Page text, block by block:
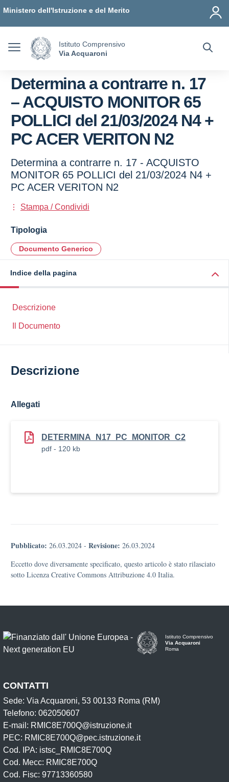
Ministero dell'Istruzione e del Merito
Istituto Comprensivo
Via Acquaroni
Determina a contrarre n. 17
– ACQUISTO MONITOR 65
POLLICI del 21/03/2024 N4 +
PC ACER VERITON N2
Determina a contrarre n. 17 - ACQUISTO
MONITOR 65 POLLICI del 21/03/2024 N4 +
PC ACER VERITON N2
Stampa / Condividi
Tipologia
Documento Generico
Indice della pagina
Descrizione
Il Documento
Descrizione
Allegati
DETERMINA_N17_PC_MONITOR_C2
pdf - 120 kb
Pubblicato: 26.03.2024 - Revisione: 26.03.2024
Eccetto dove diversamente specificato, questo articolo è stato rilasciato
sotto Licenza Creative Commons Attribuzione 4.0 Italia.
Istituto Comprensivo
Via Acquaroni
Roma
CONTATTI
Sede: Via Acquaroni, 53 00133 Roma (RM)
Telefono: 062050607
E-mail: RMIC8E700Q@istruzione.it
PEC: RMIC8E700Q@pec.istruzione.it
Cod. IPA: istsc_RMIC8E700Q
Cod. Mecc: RMIC8E700Q
Cod. Fisc: 97713360580